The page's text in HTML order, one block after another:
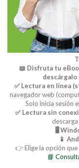
📖 Disfruta tu
descárgalo
✅ Lectura en línea
navegador web
Solo inicia sesión
✅ Lectura sin
🖥️
📱
👉 Elige la opción
📘